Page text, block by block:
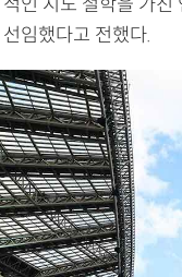
선임했다고 전했다.